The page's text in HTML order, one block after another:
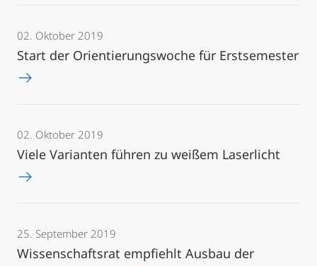
02. Oktober 2019
Start der Orientierungswoche für Erstsemester
02. Oktober 2019
Viele Varianten führen zu weißem Laserlicht
25. September 2019
Wissenschaftsrat empfiehlt Ausbau der